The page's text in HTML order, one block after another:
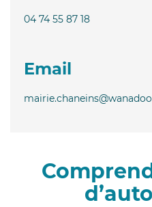
04 74 55 87 18
Email